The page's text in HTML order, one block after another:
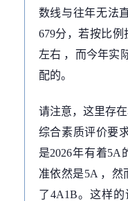
数线与往年无法
679分，若按比例
左右 ，而今年实
配的。
请注意，这里存
综合素质评价要
是2026年有着5A
准依然是5A ，
了4A1B。这样的